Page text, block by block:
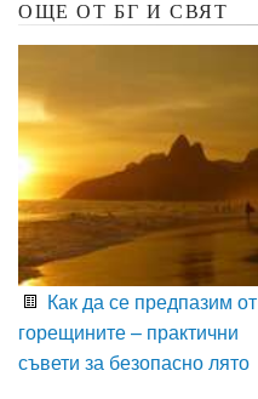
ОЩЕ ОТ БГ И СВЯТ
Как да се предпазим от
горещините – практични
съвети за безопасно лято